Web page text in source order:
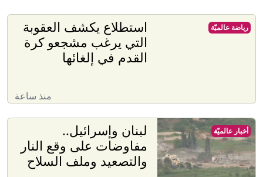
استطلاع يكشف العقوبة
التي يرغب مشجعو كرة
القدم في إلغائها
منذ ساعة
رياضة عالميّة
لبنان وإسرائيل..
مفاوضات على وقع النار
والتصعيد وملف السلاح
أخبار عالميّة